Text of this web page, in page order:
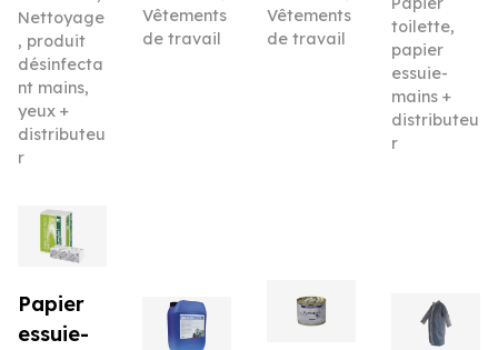
Nettoyage
, produit
désinfecta
nt mains,
yeux +
distributeu
r
Vêtements
de travail
Vêtements
de travail
toilette,
papier
essuie-
mains +
distributeu
r
Papier
essuie-